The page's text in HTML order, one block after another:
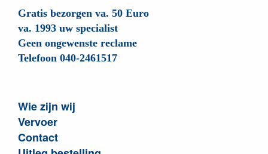
Gratis bezorgen va. 50 Euro
va. 1993 uw specialist
Geen ongewenste reclame
Telefoon 040-2461517
Wie zijn wij
Vervoer
Contact